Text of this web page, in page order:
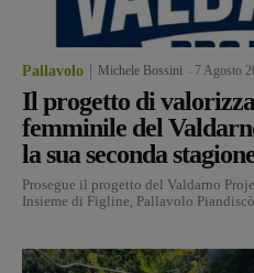
Pallavolo Michele Bossini 7 Agosto
Il progetto di
femminile del
la sua seconda
Prosegue il progetto del Valdarno
Insieme di Figline, Pallavolo Piandiscò